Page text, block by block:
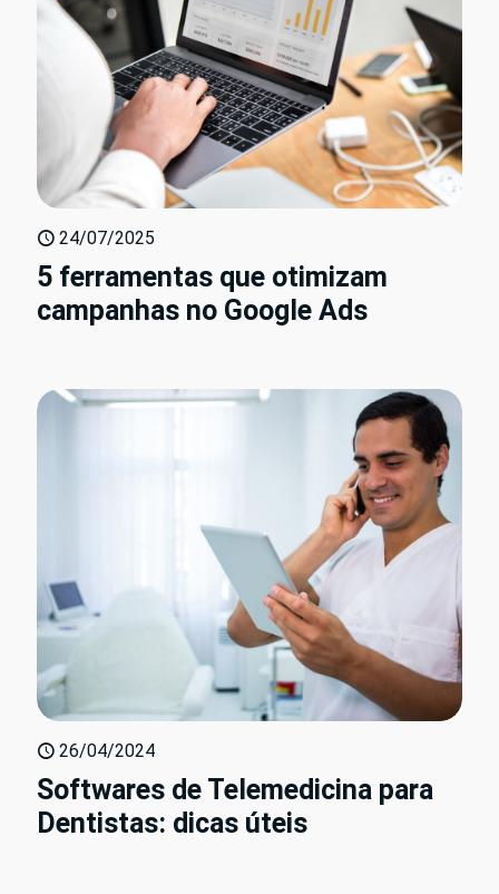
24/07/2025
5 ferramentas que otimizam
campanhas no Google Ads
26/04/2024
Softwares de Telemedicina para
Dentistas: dicas úteis